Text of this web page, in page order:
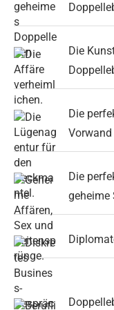
Die
Die
Vorwand
Die
geheime